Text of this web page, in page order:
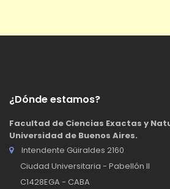
¿Dónde estamos?
Facultad de Ciencias Exactas y
Universidad de Buenos Aires.
Intendente Güiraldes 2160
Ciudad Universitaria - Pabellón II
C1428EGA - CABA